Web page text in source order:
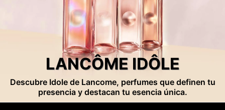
LANCÔME IDÔLE
Descubre Idole de Lancome, perfumes que definen tu
presencia y destacan tu esencia única.